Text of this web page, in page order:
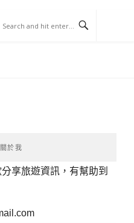
關於我
享旅遊資訊，有幫助到